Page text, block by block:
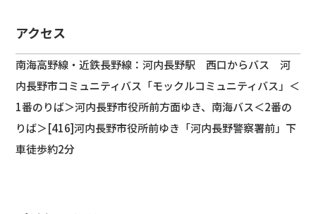
アクセス
南海高野線・近鉄長野線：河内長野駅 西口からバス 河
内長野市コミュニティバス「モックルコミュニティバス」＜
1番のりば＞河内長野市役所前方面ゆき、南海バス＜2番の
りば＞[416]河内長野市役所前ゆき「河内長野警察署前」下
車徒歩約2分